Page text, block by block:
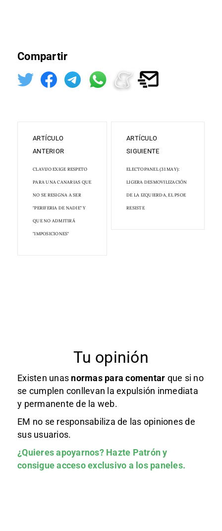
Compartir
ARTÍCULO
ANTERIOR
CLAVIJO EXIGE RESPETO
PARA UNA CANARIAS QUE
NO SE RESIGNA A SER
"PERIFERIA DE NADIE" Y
QUE NO ADMITIRÁ
"IMPOSICIONES"
ARTÍCULO
SIGUIENTE
ELECTOPANEL (31 MAY):
LIGERA DESMOVILIZACIÓN
DE LA IZQUIERDA, EL PSOE
RESISTE
Tu opinión
Existen unas normas para comentar que si no
se cumplen conllevan la expulsión inmediata
y permanente de la web.
EM no se responsabiliza de las opiniones de
sus usuarios.
¿Quieres apoyarnos? Hazte Patróny
consigue acceso exclusivo a los paneles.